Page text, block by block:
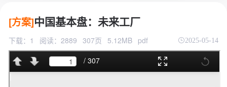
[方案]中国基本盘：未来工厂
下载：1 阅读：2889 307页 5.12MB pdf 2025-05-14